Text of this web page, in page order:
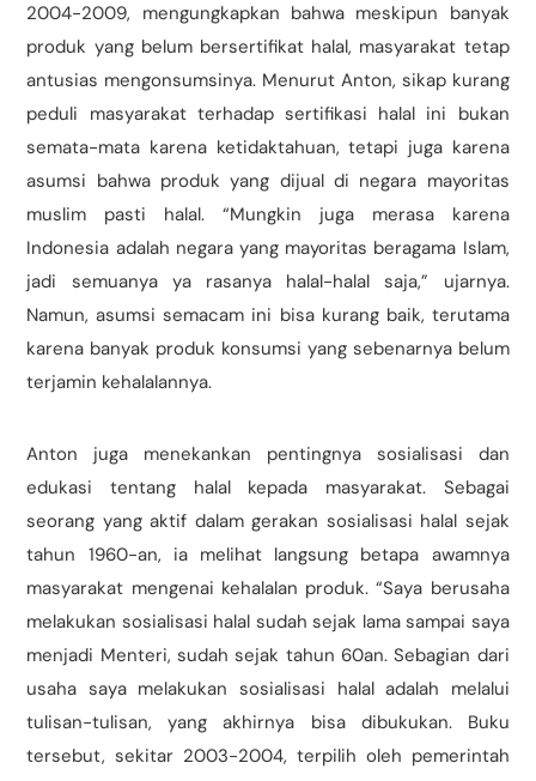
2004-2009, mengungkapkan bahwa meskipun banyak
produk yang belum bersertifikat halal, masyarakat tetap
antusias mengonsumsinya. Menurut Anton, sikap kurang
peduli masyarakat terhadap sertifikasi halal ini bukan
semata-mata karena ketidaktahuan, tetapi juga karena
asumsi bahwa produk yang dijual di negara mayoritas
muslim pasti halal. “Mungkin juga merasa karena
Indonesia adalah negara yang mayoritas beragama Islam,
jadi semuanya ya rasanya halal-halal saja,” ujarnya.
Namun, asumsi semacam ini bisa kurang baik, terutama
karena banyak produk konsumsi yang sebenarnya belum
terjamin kehalalannya.
Anton juga menekankan pentingnya sosialisasi dan
edukasi tentang halal kepada masyarakat. Sebagai
seorang yang aktif dalam gerakan sosialisasi halal sejak
tahun 1960-an, ia melihat langsung betapa awamnya
masyarakat mengenai kehalalan produk. “Saya berusaha
melakukan sosialisasi halal sudah sejak lama sampai saya
menjadi Menteri, sudah sejak tahun 60an. Sebagian dari
usaha saya melakukan sosialisasi halal adalah melalui
tulisan-tulisan, yang akhirnya bisa dibukukan. Buku
tersebut, sekitar 2003-2004, terpilih oleh pemerintah